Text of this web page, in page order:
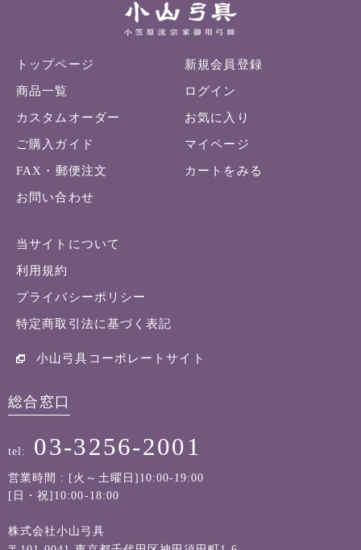
トップページ
商品一覧
カスタムオーダー
ご購入ガイド
FAX・郵便注文
お問い合わせ
新規会員登録
ログイン
お気に入り
マイページ
カートをみる
当サイトについて
利用規約
プライバシーポリシー
特定商取引法に基づく表記
小山弓具コーポレートサイト
総合窓口
tel: 03-3256-2001
営業時間 : [火～土曜日]10:00-19:00
[日・祝]10:00-18:00
株式会社小山弓具